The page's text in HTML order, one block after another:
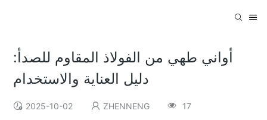
أواني طهي من الفولاذ المقاوم للصدأ:
دليل العناية والاستخدام
2025-10-02 ZHENNENG 17